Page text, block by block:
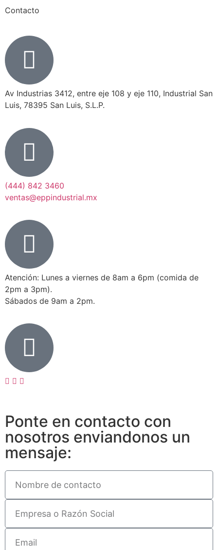
Contacto
Av Industrias 3412, entre eje 108 y eje 110, Industrial San
Luis, 78395 San Luis, S.L.P.
(444) 842 3460
ventas@eppindustrial.mx
Atención: Lunes a viernes de 8am a 6pm (comida de
2pm a 3pm).
Sábados de 9am a 2pm.
Ponte en contacto con
nosotros enviandonos un
mensaje: